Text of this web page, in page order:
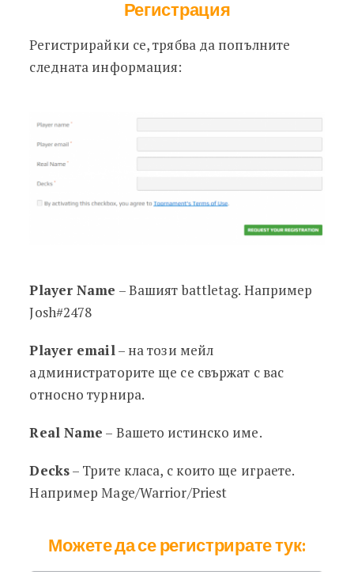
Регистрация
Регистрирайки се, трябва да попълните
следната информация:
Player Name – Вашият battletag. Например
Josh#2478
Player email– на този мейл
администраторите ще се свържат с вас
относно турнира.
Real Name – Вашето истинско име.
Decks– Трите класа, с които ще играете.
Например Mage/Warrior/Priest
Можете да се регистрирате тук: